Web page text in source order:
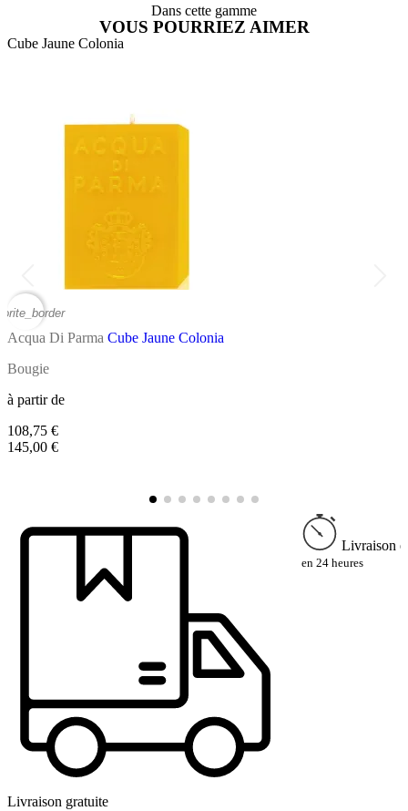
Dans cette gamme
VOUS POURRIEZ AIMER
Cube Jaune Colonia
Acqua Di Parma Cube Jaune Colonia
Bougie
à partir de
108,75 €
145,00 €
Livraison gratuite
Livraison
en 24 heures